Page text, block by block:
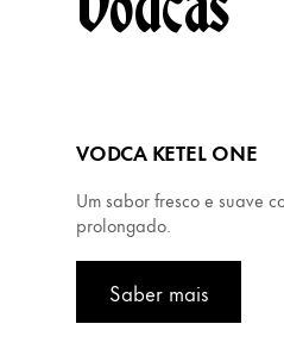
VODCA KETEL ONE
Um sabor fresco e suave
prolongado.
Saber mais